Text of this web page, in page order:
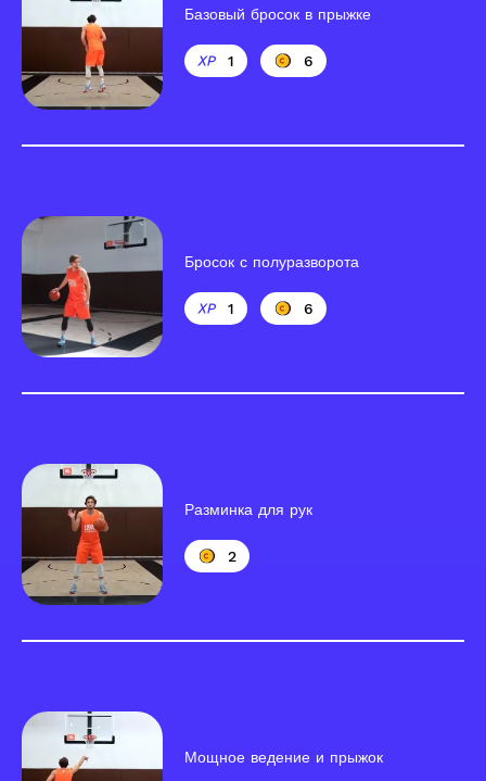
Базовый бросок в прыжке
1 6
Бросок с полуразворота
1 6
Разминка для рук
2
Мощное ведение и прыжок